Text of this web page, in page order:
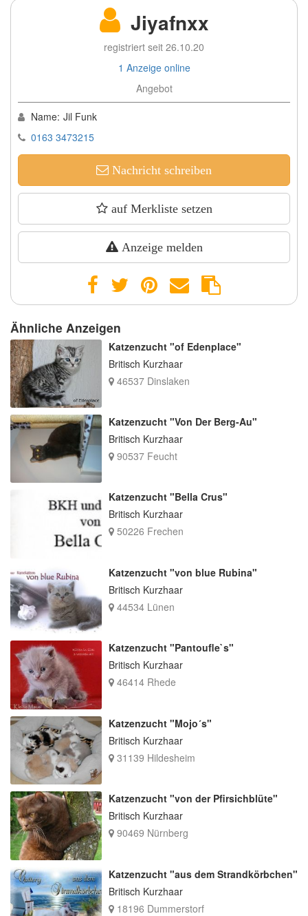
Jiyafnxx
registriert seit 26.10.20
1 Anzeige online
Angebot
Name: Jil Funk
0163 3473215
Nachricht schreiben
auf Merkliste setzen
Anzeige melden
Ähnliche Anzeigen
Katzenzucht "of Edenplace"
Britisch Kurzhaar
46537 Dinslaken
Katzenzucht "Von Der Berg-Au"
Britisch Kurzhaar
90537 Feucht
Katzenzucht "Bella Crus"
Britisch Kurzhaar
50226 Frechen
Katzenzucht "von blue Rubina"
Britisch Kurzhaar
44534 Lünen
Katzenzucht "Pantoufle`s"
Britisch Kurzhaar
46414 Rhede
Katzenzucht "Mojo´s"
Britisch Kurzhaar
31139 Hildesheim
Katzenzucht "von der Pfirsichblüte"
Britisch Kurzhaar
90469 Nürnberg
Katzenzucht "aus dem Strandkörbchen"
Britisch Kurzhaar
18196 Dummerstorf